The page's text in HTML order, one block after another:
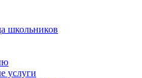
школьников
услуги